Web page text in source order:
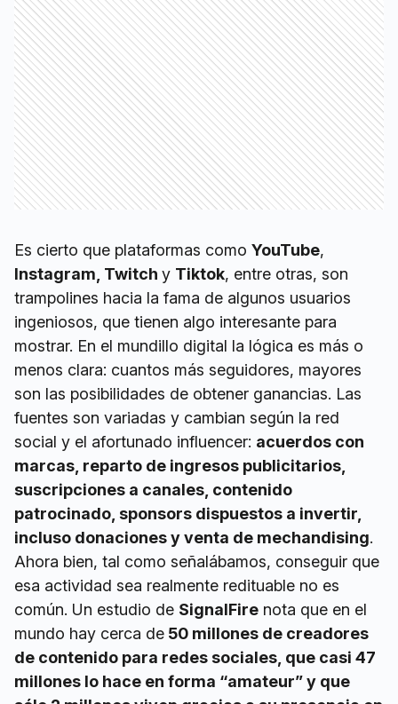
Es cierto que plataformas como YouTube,
Instagram, Twitch y Tiktok, entre otras, son
trampolines hacia la fama de algunos usuarios
ingeniosos, que tienen algo interesante para
mostrar. En el mundillo digital la lógica es más o
menos clara: cuantos más seguidores, mayores
son las posibilidades de obtener ganancias. Las
fuentes son variadas y cambian según la red
social y el afortunado influencer: acuerdos con
marcas, reparto de ingresos publicitarios,
suscripciones a canales, contenido
patrocinado, sponsors dispuestos a invertir,
incluso donaciones y venta de mechandising.
Ahora bien, tal como señalábamos, conseguir que
esa actividad sea realmente redituable no es
común. Un estudio de SignalFire nota que en el
mundo hay cerca de 50 millones de creadores
de contenido para redes sociales, que casi 47
millones lo hace en forma “amateur” y que